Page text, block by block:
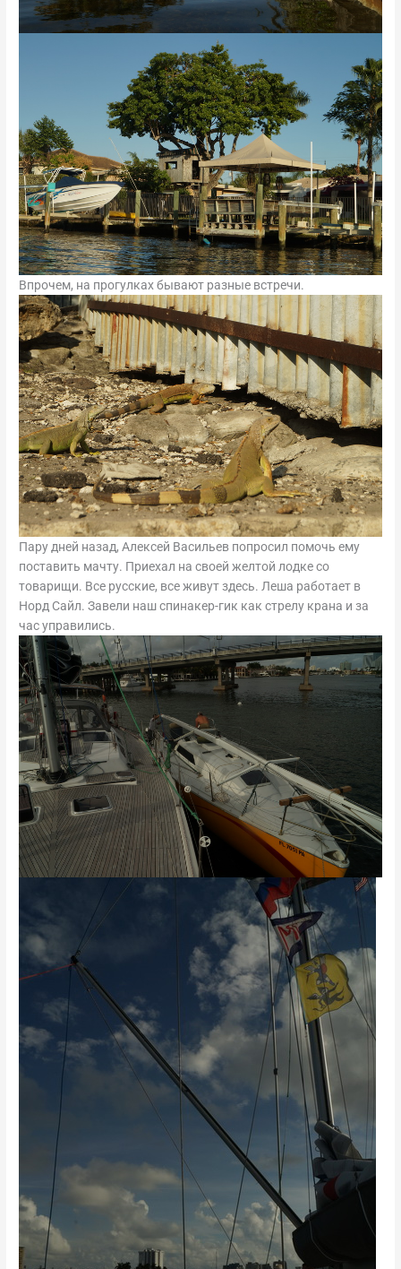
Впрочем, на прогулках бывают разные встречи.
Пару дней назад, Алексей Васильев попросил помочь ему
поставить мачту. Приехал на своей желтой лодке со
товарищи. Все русские, все живут здесь. Леша работает в
Норд Сайл. Завели наш спинакер-гик как стрелу крана и за
час управились.